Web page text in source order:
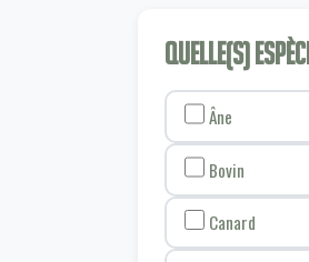
Quelle(s)
Âne
Bovin
Canard